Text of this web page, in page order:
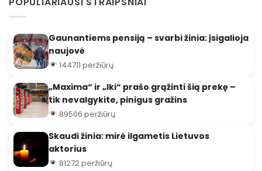
Gaunantiems pensiją – svarbi žinia: įsigalioja
naujovė
144711 peržiūrų
„Maxima“ ir „Iki“ prašo grąžinti šią prekę –
tik nevalgykite, pinigus gražins
89506 peržiūrų
Skaudi žinia: mirė ilgametis Lietuvos
aktorius
81272 peržiūrų